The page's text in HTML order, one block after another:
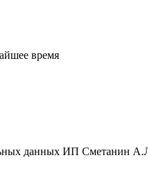
время
данных ИП Сметанин